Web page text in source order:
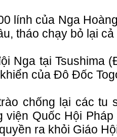
lính của Nga
tháo chạy bỏ lại
Nga tại Tsushima
của Đô Đốc
chống lại các tu
Quốc Hội
ra khỏi Giáo